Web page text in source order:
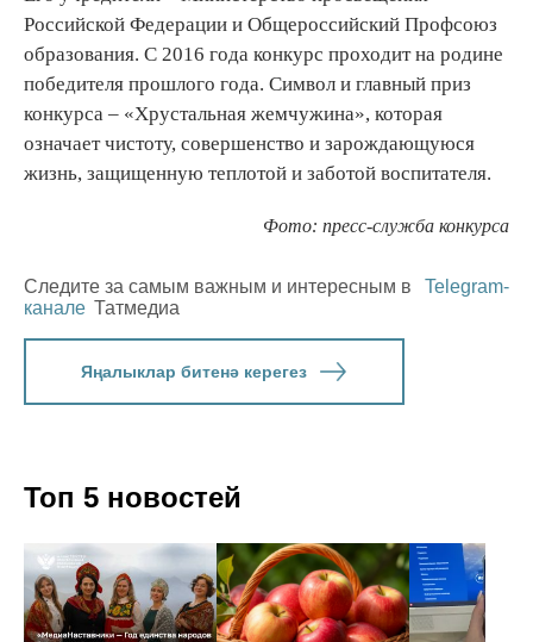
Российской Федерации и Общероссийский Профсоюз
образования. С 2016 года конкурс проходит на родине
победителя прошлого года. Символ и главный приз
конкурса – «Хрустальная жемчужина», которая
означает чистоту, совершенство и зарождающуюся
жизнь, защищенную теплотой и заботой воспитателя.
Фото: пресс-служба конкурса
Следите за самым важным и интересным в
Telegram-
канале Татмедиа
Яңалыклар битенә керегез
Топ 5 новостей